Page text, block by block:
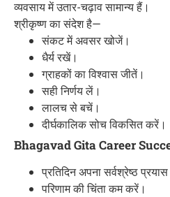
व्यवसाय में उतार-चढ़ाव सामान्य हैं।
श्रीकृष्ण का संदेश है—
संकट में अवसर खोजें।
धैर्य रखें।
ग्राहकों का विश्वास जीतें।
सही निर्णय लें।
लालच से बचें।
दीर्घकालिक सोच विकसित करें।
Bhagavad Gita Career
प्रतिदिन अपना सर्वश्रेष्ठ
परिणाम की चिंता कम करें।